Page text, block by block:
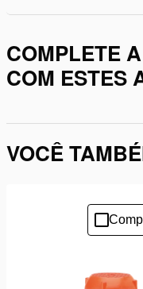
COMPLETE
COM ESTES
VOCÊ